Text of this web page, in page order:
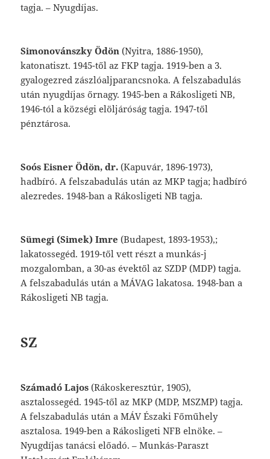
tagja.–Nyugdíjas.
SimonovánszkyÖdön(Nyitra, 1886-1950),
katonatiszt. 1945-tőlazFKPtagja. 1919-bena 3.
gyalogezredzászlóaljparancsnoka. Afelszabadulás
utánnyugdíjasőrnagy. 1945-benaRákosligeti NB,
1946-tólaközségielöljáróságtagja. 1947-től
pénztárosa.
SoósEisnerÖdön,dr.(Kapuvár, 1896-1973),
hadbíró. AfelszabadulásutánazMKPtagja;hadbíró
alezredes. 1948-banaRákosligeti NBtagja.
Sümegi (Simek)Imre (Budapest, 1893-1953),;
lakatossegéd. 1919-tőlvettrésztamunkás-j
mozgalomban,a 30-asévektőlaz SZDP(MDP) tagja.
AfelszabadulásutánaMÁVAGlakatosa. 1948-bana
Rákosligeti NBtagja.
SZ
SzámadóLajos (Rákoskeresztúr, 1905),
asztalossegéd. 1945-tőlazMKP(MDP,MSZMP)tagja.
AfelszabadulásutánaMÁVÉszakiFőműhely
asztalosa. 1949-benaRákosligeti NFBelnöke.–
Nyugdíjastanácsielőadó.–Munkás-Paraszt